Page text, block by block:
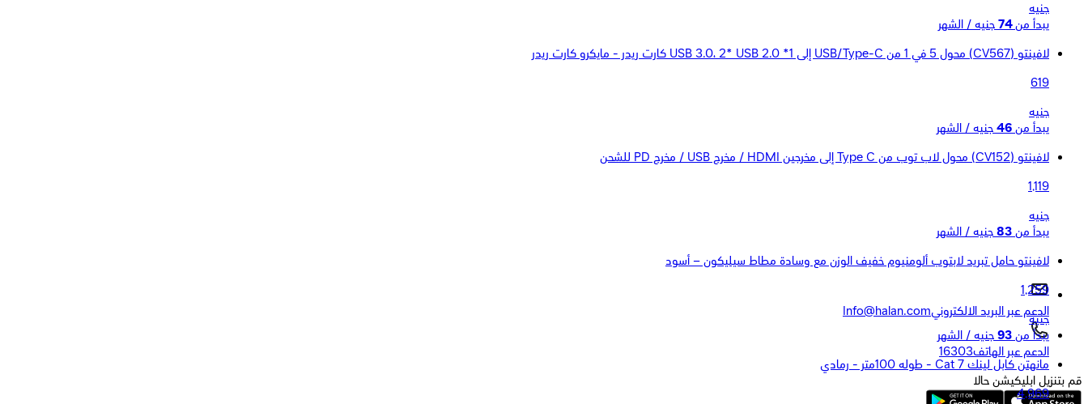
جنيه
يبدأ من 74 جنيه / الشهر
لافينتو (CV567) محول 5 في 1 من USB/Type-C إلى 1* USB 3.0، 2* USB 2.0 كارت ريدر - مايكرو كارت ريدر
619
جنيه
يبدأ من 46 جنيه / الشهر
لافينتو (CV152) محول لاب توب من Type C إلى مخرجين HDMI / مخرج USB / مخرج PD للشحن
1,119
جنيه
يبدأ من 83 جنيه / الشهر
لافينتو حامل تبريد لابتوب ألومنيوم خفيف الوزن مع وسادة مطاط سيليكون – أسود
1,259
جنيه
يبدأ من 93 جنيه / الشهر
مانهتن كابل لينك Cat 7 - طوله 100متر - رمادي
4,969
الدعم عبر البريد الالكترونيInfo@halan.com
الدعم عبر الهاتف16303
قم بتنزيل ابليكيشن حالا